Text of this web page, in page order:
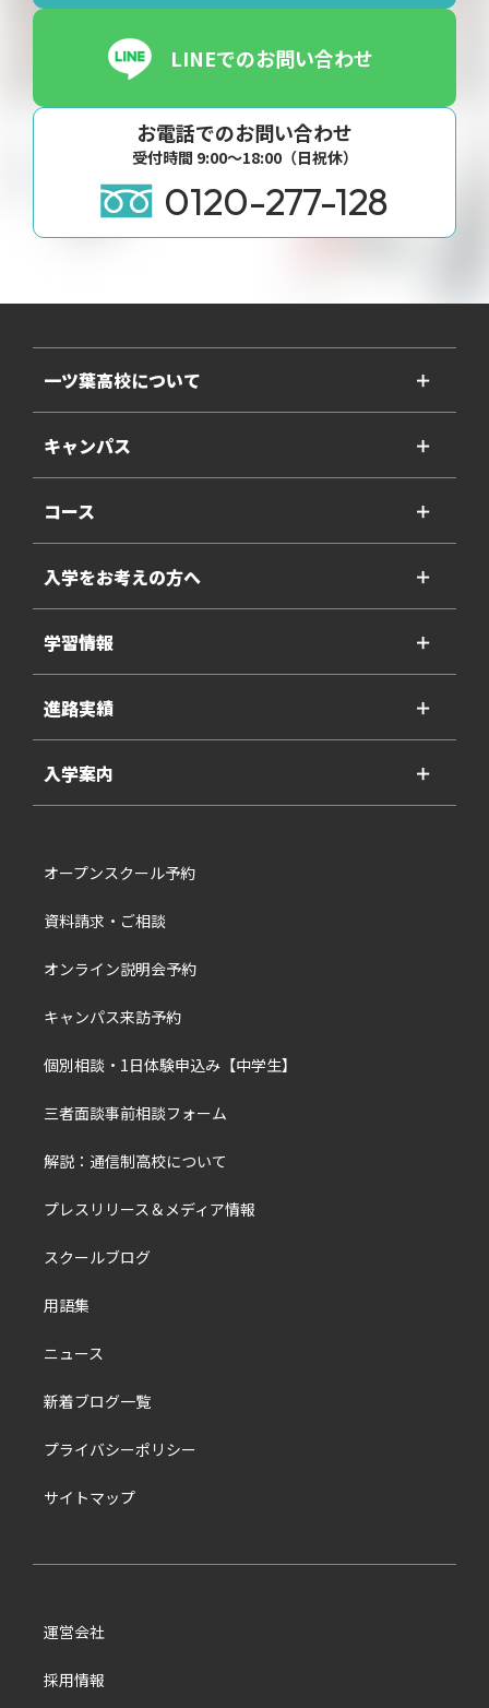
LINEでのお問い合わせ
お電話でのお問い合わせ
受付時間 9:00〜18:00（日祝休）
0120-277-128
一ツ葉高校について ＋
キャンパス ＋
コース ＋
入学をお考えの方へ ＋
学習情報 ＋
進路実績 ＋
入学案内 ＋
オープンスクール予約
資料請求・ご相談
オンライン説明会予約
キャンパス来訪予約
個別相談・1日体験申込み【中学生】
三者面談事前相談フォーム
解説：通信制高校について
プレスリリース＆メディア情報
スクールブログ
用語集
ニュース
新着ブログ一覧
プライバシーポリシー
サイトマップ
運営会社
採用情報